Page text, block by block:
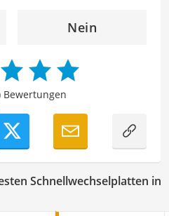
zu bieten. Durch meine
Redaktion optimal
volle Wirkung entfalten.
Nein
Bewertungen
Schnellwechselplatten in